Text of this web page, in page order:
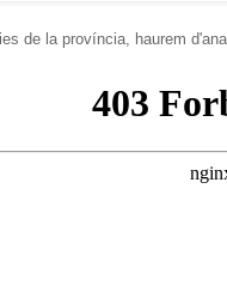
de la província, haurem